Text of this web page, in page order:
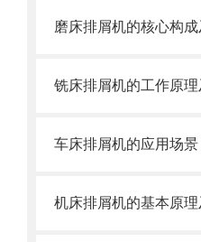
磨床排屑机的核心构
铣床排屑机的工作原
机床排屑机的基本原